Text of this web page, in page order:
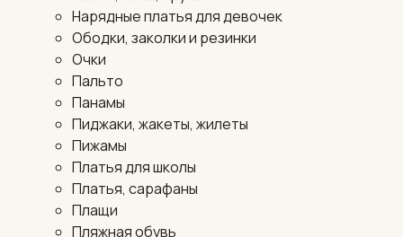
Нарядные платья для девочек
Ободки, заколки и резинки
Очки
Пальто
Панамы
Пиджаки, жакеты, жилеты
Пижамы
Платья для школы
Платья, сарафаны
Плащи
Пляжная обувь